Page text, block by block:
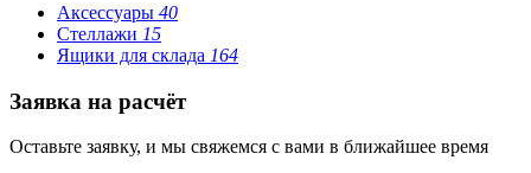
Аксессуары 40
Стеллажи 15
Ящики для склада 164
Заявка на расчёт
Оставьте заявку, и мы свяжемся с вами в ближайшее время